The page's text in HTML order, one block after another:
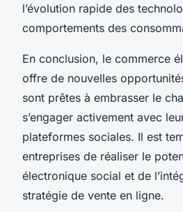
l’évolution rapide des
comportements des
En conclusion, le commerce
offre de nouvelles
sont prêtes à embrasser le
s’engager activement avec
plateformes sociales. Il est
entreprises de réaliser le
électronique social et de
stratégie de vente en ligne.